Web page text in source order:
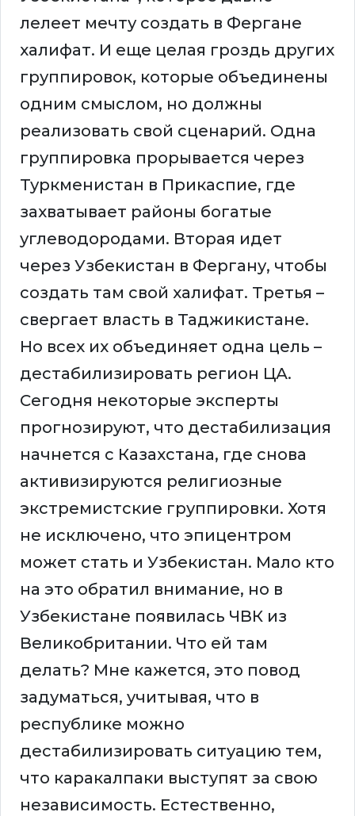
лелеет мечту создать в Фергане
халифат. И еще целая гроздь других
группировок, которые объединены
одним смыслом, но должны
реализовать свой сценарий. Одна
группировка прорывается через
Туркменистан в Прикаспие, где
захватывает районы богатые
углеводородами. Вторая идет
через Узбекистан в Фергану, чтобы
создать там свой халифат. Третья –
свергает власть в Таджикистане.
Но всех их объединяет одна цель –
дестабилизировать регион ЦА.
Сегодня некоторые эксперты
прогнозируют, что дестабилизация
начнется с Казахстана, где снова
активизируются религиозные
экстремистские группировки. Хотя
не исключено, что эпицентром
может стать и Узбекистан. Мало кто
на это обратил внимание, но в
Узбекистане появилась ЧВК из
Великобритании. Что ей там
делать? Мне кажется, это повод
задуматься, учитывая, что в
республике можно
дестабилизировать ситуацию тем,
что каракалпаки выступят за свою
независимость. Естественно,